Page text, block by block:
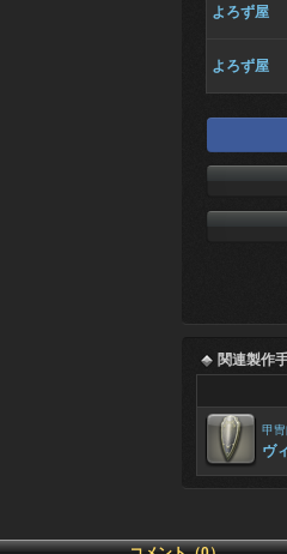
よろず屋
よろず屋
関連製作
甲
ヴ